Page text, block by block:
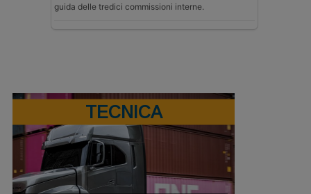
guida delle tredici commissioni interne.
TECNICA